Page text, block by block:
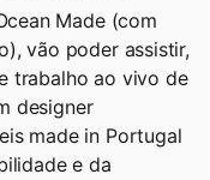
Made (com
vão poder assistir,
trabalho ao vivo de
designer
made in Portugal
e da